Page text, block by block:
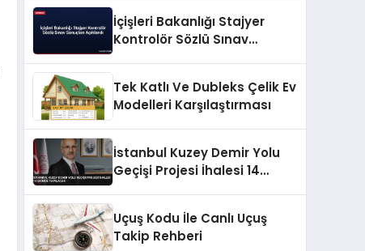
İçişleri Bakanlığı Stajyer
Kontrolör Sözlü Sınav
Tek Katlı Ve Dubleks Çelik Ev
Modelleri Karşılaştırması
İstanbul Kuzey Demir Yolu
Geçişi Projesi İhalesi 14
Uçuş Kodu İle Canlı Uçuş
Takip Rehberi